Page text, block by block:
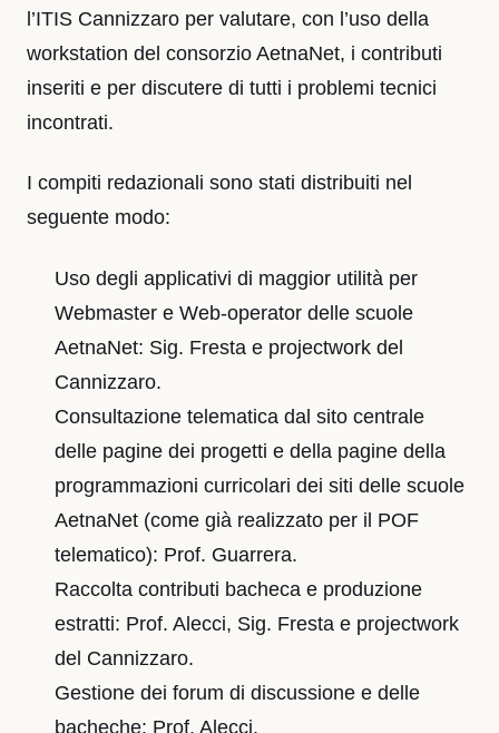
l’ITIS Cannizzaro per valutare, con l’uso della
workstation del consorzio AetnaNet, i contributi
inseriti e per discutere di tutti i problemi tecnici
incontrati.
I compiti redazionali sono stati distribuiti nel
seguente modo:
Uso degli applicativi di maggior utilità per
Webmaster e Web-operator delle scuole
AetnaNet: Sig. Fresta e projectwork del
Cannizzaro.
Consultazione telematica dal sito centrale
delle pagine dei progetti e della pagine della
programmazioni curricolari dei siti delle scuole
AetnaNet (come già realizzato per il POF
telematico): Prof. Guarrera.
Raccolta contributi bacheca e produzione
estratti: Prof. Alecci, Sig. Fresta e projectwork
del Cannizzaro.
Gestione dei forum di discussione e delle
bacheche: Prof. Alecci.